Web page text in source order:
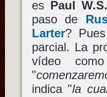
es Paul
paso de
Larter?
parcial. La
vídeo
"
indica "la